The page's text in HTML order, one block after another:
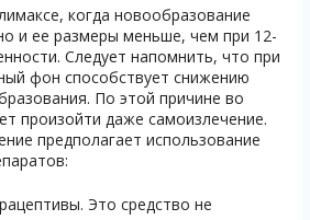
когда новообразование
и ее размеры меньше, чем при 12-
Следует напомнить, что при
фон способствует снижению
По этой причине во
произойти даже самоизлечение.
предполагает использование
Это средство не